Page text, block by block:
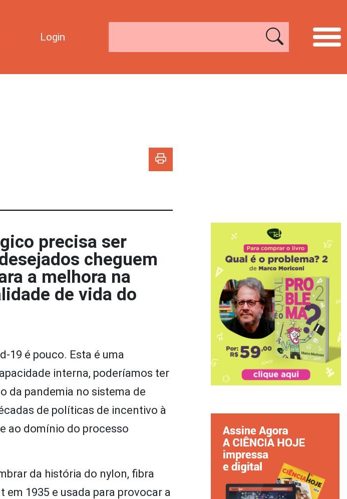
Login
precisa ser
cheguem
a melhora na
de vida do
19 é pouco. Esta é uma
interna, poderíamos ter
da pandemia no sistema de
de políticas de incentivo à
ao domínio do processo
da história do nylon, fibra
1935 e usada para provocar a